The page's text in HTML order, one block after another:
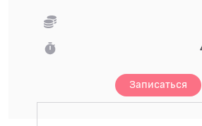
Записаться